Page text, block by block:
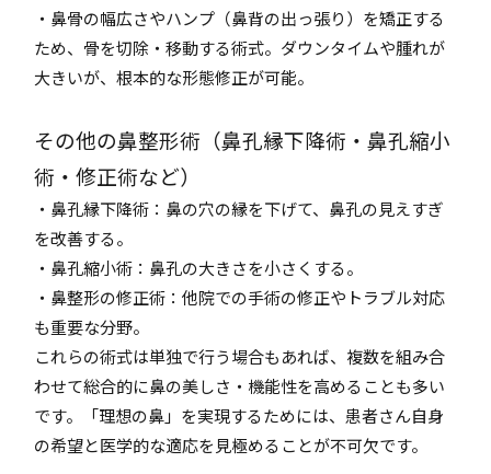
・鼻骨の幅広さやハンプ（鼻背の出っ張り）を矯正する
ため、骨を切除・移動する術式。ダウンタイムや腫れが
大きいが、根本的な形態修正が可能。
その他の鼻整形術（鼻孔縁下降術・鼻孔縮小
術・修正術など）
・鼻孔縁下降術：鼻の穴の縁を下げて、鼻孔の見えすぎ
を改善する。
・鼻孔縮小術：鼻孔の大きさを小さくする。
・鼻整形の修正術：他院での手術の修正やトラブル対応
も重要な分野。
これらの術式は単独で行う場合もあれば、複数を組み合
わせて総合的に鼻の美しさ・機能性を高めることも多い
です。「理想の鼻」を実現するためには、患者さん自身
の希望と医学的な適応を見極めることが不可欠です。